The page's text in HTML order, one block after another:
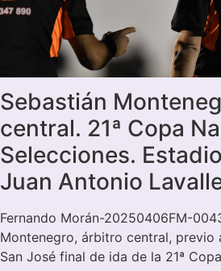
Sebastián
central. 21ª Copa
Selecciones.
Juan Antonio
Fernando Morán-20250406FM-
Montenegro, árbitro central, previo
San José final de ida de la 21ª